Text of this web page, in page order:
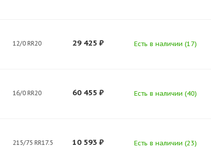
12/0 RR20 29 425 ₽ Есть в наличии (17)
16/0 RR20 60 455 ₽ Есть в наличии (40)
215/75 RR17.5 10 593 ₽ Есть в наличии (23)